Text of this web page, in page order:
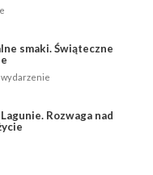
smaki. Świąteczne
wydarzenie
Rozwaga nad